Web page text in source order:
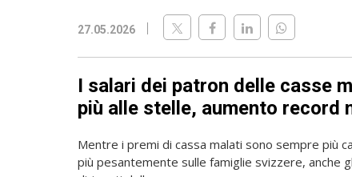
27.05.2026
I salari dei patron delle casse
più alle stelle, aumento record
Mentre i premi di cassa malati sono sempre più
più pesantemente sulle famiglie svizzere, anche